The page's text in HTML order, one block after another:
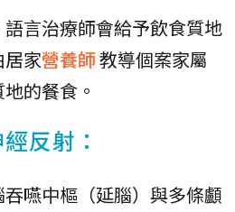
言治療師會給予飲食質地
家營養師教導個案家屬
的餐食。
反射：
嚥中樞（延腦）與多條顱